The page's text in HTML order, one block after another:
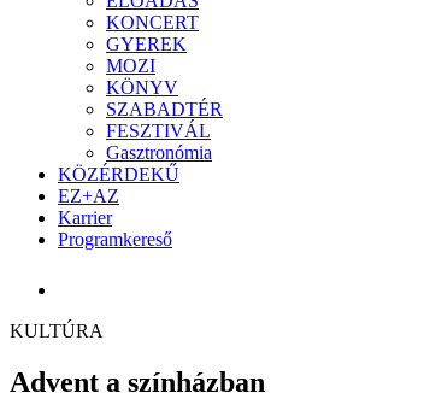
KONCERT
GYEREK
MOZI
KÖNYV
SZABADTÉR
FESZTIVÁL
Gasztronómia
KÖZÉRDEKŰ
EZ+AZ
Karrier
Programkereső
KULTÚRA
Advent a színházban